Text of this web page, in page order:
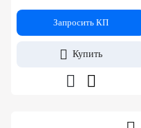
Запросить КП
Купить